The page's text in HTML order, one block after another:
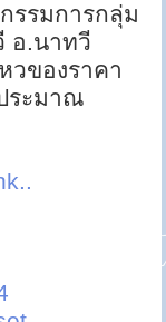
รรมการกลุ่ม
อ.นาทวี
วของราคา
ระมาณ